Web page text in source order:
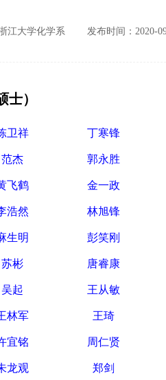
江大学化学系 发布时间：2020-
）
卫祥 丁寒锋
范杰 郭永胜
飞鹤 金一政
浩然 林旭锋
生明 彭笑刚
苏彬 唐睿康
吴起 王从敏
林军 王琦
宜铭 周仁贤
龙观 郑剑